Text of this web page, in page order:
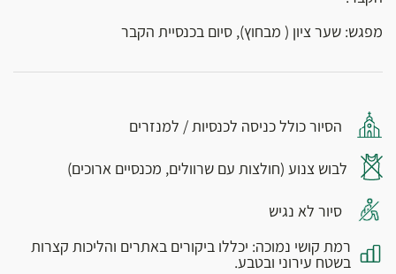
מפגש: שער ציון ( מבחוץ), סיום בכנסיית הקבר
הסיור כולל כניסה לכנסיות / למנזרים
לבוש צנוע (חולצות עם שרוולים, מכנסיים ארוכים)
סיור לא נגיש
רמת קושי נמוכה: יכללו ביקורים באתרים והליכות קצרות
בשטח עירוני ובטבע.